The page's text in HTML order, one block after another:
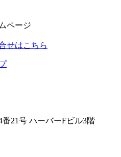
ページ
せはこちら
21号 ハーバーFビル3階